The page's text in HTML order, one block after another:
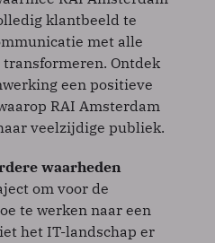
klantbeeld te
met alle
Ontdek
een positieve
RAI Amsterdam
veelzijdige publiek.
waarheden
om voor de
te werken naar een
het IT-landschap er